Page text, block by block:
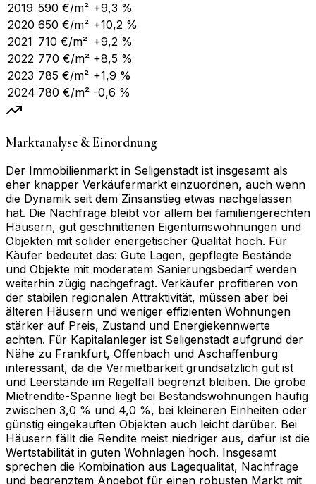
2019 590 €/m² +9,3 %
2020 650 €/m² +10,2 %
2021 710 €/m² +9,2 %
2022 770 €/m² +8,5 %
2023 785 €/m² +1,9 %
2024 780 €/m² -0,6 %
Marktanalyse & Einordnung
Der Immobilienmarkt in Seligenstadt ist insgesamt als
eher knapper Verkäufermarkt einzuordnen, auch wenn
die Dynamik seit dem Zinsanstieg etwas nachgelassen
hat. Die Nachfrage bleibt vor allem bei familiengerechten
Häusern, gut geschnittenen Eigentumswohnungen und
Objekten mit solider energetischer Qualität hoch. Für
Käufer bedeutet das: Gute Lagen, gepflegte Bestände
und Objekte mit moderatem Sanierungsbedarf werden
weiterhin zügig nachgefragt. Verkäufer profitieren von
der stabilen regionalen Attraktivität, müssen aber bei
älteren Häusern und weniger effizienten Wohnungen
stärker auf Preis, Zustand und Energiekennwerte
achten. Für Kapitalanleger ist Seligenstadt aufgrund der
Nähe zu Frankfurt, Offenbach und Aschaffenburg
interessant, da die Vermietbarkeit grundsätzlich gut ist
und Leerstände im Regelfall begrenzt bleiben. Die grobe
Mietrendite-Spanne liegt bei Bestandswohnungen häufig
zwischen 3,0 % und 4,0 %, bei kleineren Einheiten oder
günstig eingekauften Objekten auch leicht darüber. Bei
Häusern fällt die Rendite meist niedriger aus, dafür ist die
Wertstabilität in guten Wohnlagen hoch. Insgesamt
sprechen die Kombination aus Lagequalität, Nachfrage
und begrenztem Angebot für einen robusten Markt mit